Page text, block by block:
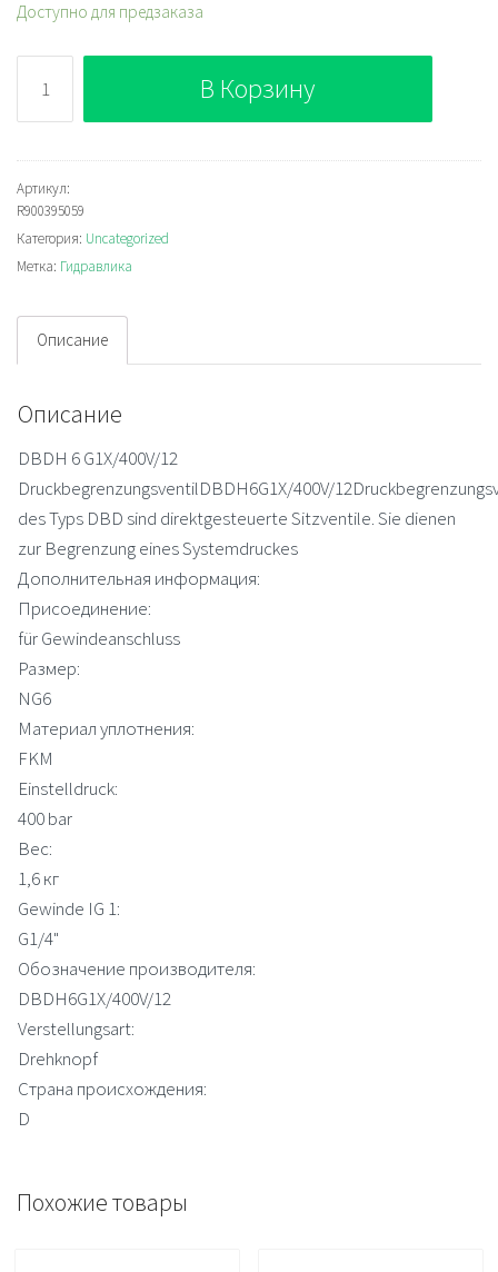
Доступно для предзаказа
Bosch
Rexroth
DBDH6G1X/400V/12
Отсечной
клапан
В Корзину
Артикул:
R900395059
Категория: Uncategorized
Метка: Гидравлика
Описание
Описание
DBDH 6 G1X/400V/12
DruckbegrenzungsventilDBDH6G1X/400V/
des Typs DBD sind direktgesteuerte Sitzventile. Sie dienen
zur Begrenzung eines Systemdruckes
Дополнительная информация:
Присоединение:
für Gewindeanschluss
Размер:
NG6
Материал уплотнения:
FKM
Einstelldruck:
400 bar
Вес:
1,6 кг
Gewinde IG 1:
G1/4"
Обозначение производителя:
DBDH6G1X/400V/12
Verstellungsart:
Drehknopf
Страна происхождения:
D
Похожие товары